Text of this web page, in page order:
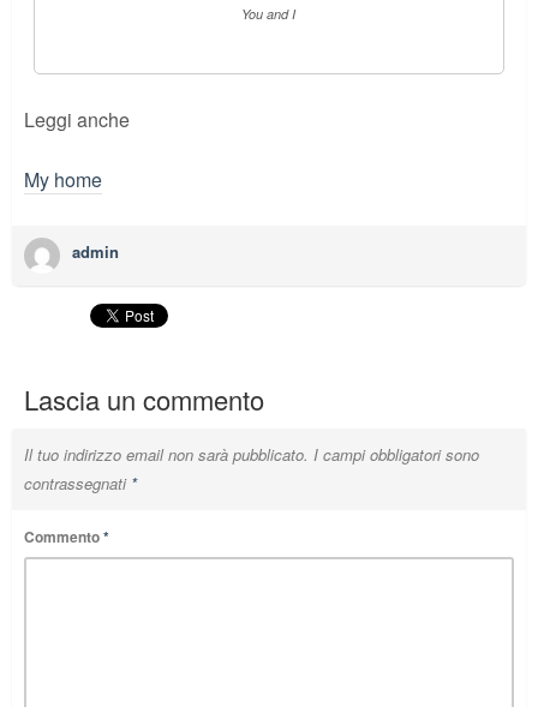
You and I
Leggi anche
My home
admin
Lascia un commento
Il tuo indirizzo email non sarà pubblicato. I campi obbligatori sono
contrassegnati *
Commento*